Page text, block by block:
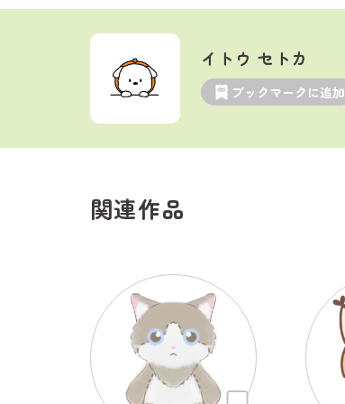
イトウ セトカ
ブックマークに追加
関連作品